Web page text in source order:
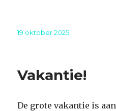
Geplaatst
19 oktober 2025
Vakantie!
De grote vakantie is